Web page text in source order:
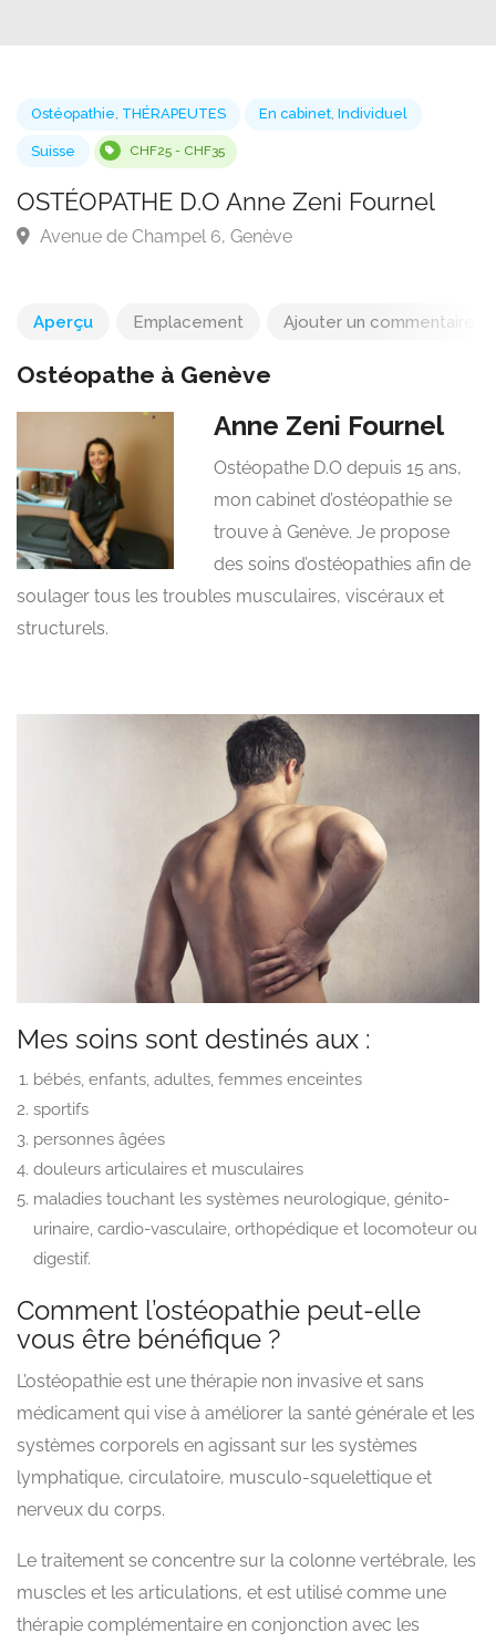
Ostéopathie,THÉRAPEUTES
Suisse CHF25 - CHF35
Aperçu Emplacement Ajouter un commentaire
Ostéopathe à Genève
Anne Zeni Fournel
Ostéopathe D.O depuis 15 ans,
mon cabinet d’ostéopathie se
trouve à Genève. Je propose
des soins d’ostéopathies afin de
soulager tous les troubles musculaires, viscéraux et
structurels.
Mes soins sont destinés aux :
bébés, enfants, adultes, femmes enceintes
sportifs
personnes âgées
douleurs articulaires et musculaires
maladies touchant les systèmes neurologique, génito-
urinaire, cardio-vasculaire, orthopédique et locomoteur ou
digestif.
Comment l’ostéopathie peut-elle
vous être bénéfique ?
L’ostéopathie est une thérapie non invasive et sans
médicament qui vise à améliorer la santé générale et les
systèmes corporels en agissant sur les systèmes
lymphatique, circulatoire, musculo-squelettique et
nerveux du corps.
Le traitement se concentre sur la colonne vertébrale, les
muscles et les articulations, et est utilisé comme une
thérapie complémentaire en conjonction avec les